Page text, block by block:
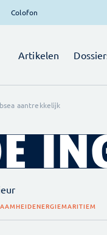
Colofon
Artikelen
aantrekkelijk
ENERGIEMARITIEM